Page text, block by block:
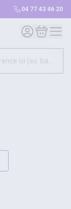
04 77 43 46 20
Mon compte
Mon